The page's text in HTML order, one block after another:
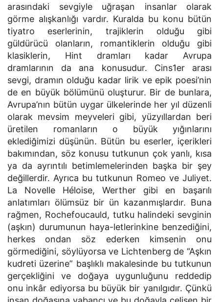
arasındaki sevgiyle uğraşan insanlar olarak
görme alışkanlığı vardır. Kuralda bu konu bütün
tiyatro eserlerinin, trajiklerin olduğu gibi
güldürücü olanların, romantiklerin olduğu gibi
klasiklerin, Hint dramları kadar Avrupa
dramlarının da ana konusudur. Cins1er arası
sevgi, dramın olduğu kadar lirik ve epik poesi’nin
de en büyük bölümünü oluşturur. Bir de bunlara,
Avrupa’nın bütün uygar ülkelerinde her yıl düzenli
olarak mevsim meyveleri gibi, yüzyıllardan beri
üretilen romanların o büyük yığınlarını
eklediğimizi düşünün. Bütün bu eserler, içerikleri
bakımından, söz konusu tutkunun çok yanlı, kısa
ya da ayrıntılı betimlemelerinden başka bir şey
değillerdir. Ayrıca bu tutkunun Romeo ve Juliyet.
La Novelle Héloise, Werther gibi en başarılı
anlatımları ölümsüz bir ün kazanmışlardır. Buna
rağmen, Rochefoucauld, tutku halindeki sevginin
(aşkın) durumunun haya-letlerinkine benzediğini,
herkes ondan söz ederken kimsenin onu
görmediğini, söylüyorsa ve Lichtenberg de “Aşkın
kudreti üzerine” başlıklı makalesinde bu tutkunun
gerçekliğini ve doğaya uygunluğunu reddedip
onu inkâr ediyorsa bu büyük bir yanılgıdır. Çünkü